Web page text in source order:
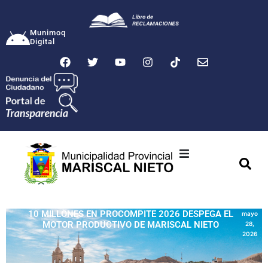
Munimoq
Digital
Transparencia
Seguridad
10 MILLONES EN PROCOMPITE 2026 DESPEGA EL
MOTOR PRODUCTIVO DE MARISCAL NIETO
mayo
28,
2026